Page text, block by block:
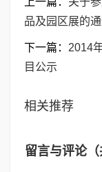
品及园区展的
下一篇： 2014
目公示
相关推荐
留言与评论